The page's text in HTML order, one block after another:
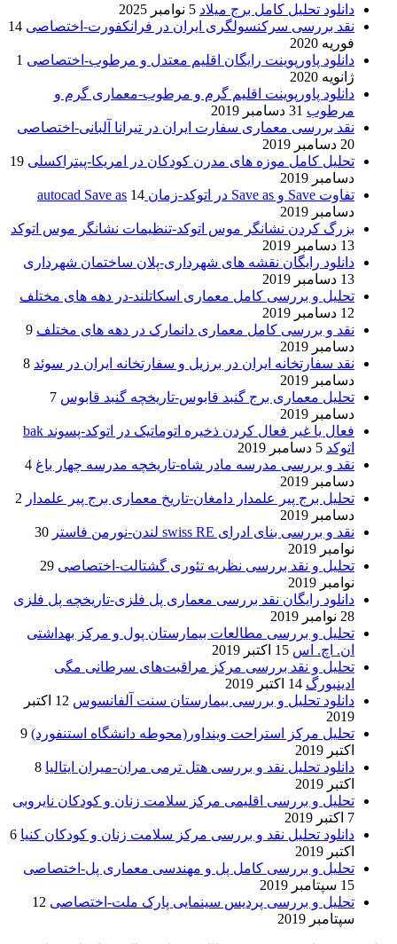
دانلود تحلیل کامل برج میلاد 5 نوامبر 2025
نقد بررسی سرکنسولگری ایران در فرانکفورت-اختصاصی 14
فوریه 2020
دانلود پاورپوینت رایگان اقلیم معتدل و مرطوب-اختصاصی 1
ژانویه 2020
دانلود پاورپوینت اقلیم گرم و مرطوب-معماری گرم و
مرطوب 31 دسامبر 2019
نقد بررسی معماری سفارت ایران در تیرانا آلبانی-اختصاصی
20 دسامبر 2019
تحلیل کامل موزه های مدرن کودکان در امریکا-پیتراکسلی 19
دسامبر 2019
تفاوت Save و Save as در اتوکد-زمان autocad Save as
14
دسامبر 2019
بزرگ کردن نشانگر موس اتوکد-تنظیمات نشانگر موس اتوکد
13 دسامبر 2019
دانلود رایگان نقشه های شهرداری-پلان ساختمان شهرداری
13 دسامبر 2019
تحلیل و بررسی کامل معماری اسکاتلند-در دهه های مختلف
12 دسامبر 2019
نقد و بررسی کامل معماری دانمارک در دهه های مختلف 9
دسامبر 2019
نقد سفارتخانه ایران در برزیل و سفارتخانه ایران در سوئد 8
دسامبر 2019
تحلیل معماری برج گنبد قابوس-تاریخچه گنبد قابوس 7
دسامبر 2019
فعال یا غیر فعال کردن ذخیره اتوماتیک در اتوکد-پسوند bak
اتوکد 5 دسامبر 2019
نقد و بررسی مدرسه مادر شاه-تاریخچه مدرسه چهار باغ 4
دسامبر 2019
تحلیل برج پیر علمدار دامغان-تاریخ معماری برج پیر علمدار 2
دسامبر 2019
نقد و بررسی بنای ادرای swiss RE لندن-نورمن فاستر
30
نوامبر 2019
تحلیل و نقد بررسی نظریه تئوری گشتالت-اختصاصی 29
نوامبر 2019
دانلود رایگان نقد بررسی معماری پل فلزی-تاریخچه پل فلزی
28 نوامبر 2019
تحلیل و بررسی مطالعات بیمارستان پول و مرکز بهداشتی
ان. اچ. اس 15 اکتبر 2019
تحلیل و نقد بررسی مرکز مراقبت‌های سرطانی مگی
ادینبورگ 14 اکتبر 2019
دانلود تحلیل و بررسی بیمارستان سنت آلفانسوس
12 اکتبر
2019
تحلیل مرکز استراحت وینداور(محوطه دانشگاه استنفورد) 9
اکتبر 2019
دانلود تحلیل نقد و بررسی هتل ترمی مران-میران ایتالیا 8
اکتبر 2019
تحلیل و بررسی اقلیمی مرکز سلامت زنان و کودکان نایروبی
7 اکتبر 2019
دانلود تحلیل نقد و بررسی مرکز سلامت زنان و کودکان کنیا 6
اکتبر 2019
تحلیل و بررسی کامل پل و مهندسی معماری پل-اختصاصی
15 سپتامبر 2019
تحلیل و بررسی پردیس سینمایی پارک ملت-اختصاصی 12
سپتامبر 2019